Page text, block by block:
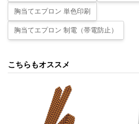
胸当てエプロン 単色印刷
胸当てエプロン 制電（帯電防止）
こちらもオススメ